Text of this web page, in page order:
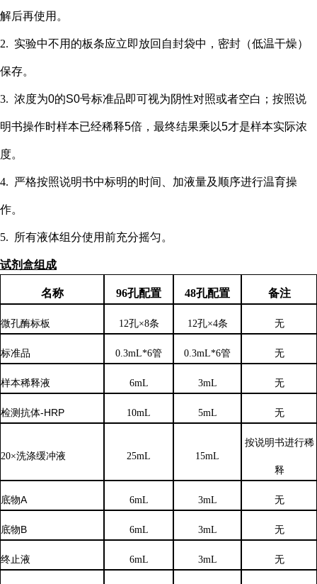
解后再使用。
2. 实验中不用的板条应立即放回自封袋中，密封（低温干燥）
保存。
3. 浓度为0的S0号标准品即可视为阴性对照或者空白；按照说
明书操作时样本已经稀释5倍，最终结果乘以5才是样本实际浓
度。
4. 严格按照说明书中标明的时间、加液量及顺序进行温育操
作。
5. 所有液体组分使用前充分摇匀。
试剂盒组成
名称 96孔配置 48孔配置 备注
微孔酶标板 12孔×8条 12孔×4条 无
标准品 0.3mL*6管 0.3mL*6管 无
样本稀释液 6mL 3mL 无
检测抗体-HRP 10mL 5mL 无
20×洗涤缓冲液 25mL 15mL
按说明书进行稀
释
底物A 6mL 3mL 无
底物B 6mL 3mL 无
终止液 6mL 3mL 无